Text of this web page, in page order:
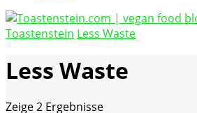
Toastenstein.com
Toastenstein Less Waste
Less Waste
Zeige2 Ergebnisse